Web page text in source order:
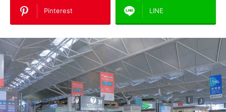
Pinterest LINE